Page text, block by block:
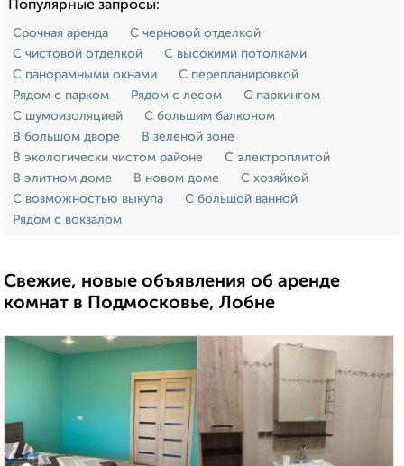
Популярные запросы:
Срочная аренда
С черновой отделкой
С чистовой отделкой
С высокими потолками
С панорамными окнами
С перепланировкой
Рядом с парком
Рядом с лесом
С паркингом
С шумоизоляцией
С большим балконом
В большом дворе
В зеленой зоне
В экологически чистом районе
С электроплитой
В элитном доме
В новом доме
С хозяйкой
С возможностью выкупа
С большой ванной
Рядом с вокзалом
Свежие, новые объявления об аренде
комнат в Подмосковье, Лобне